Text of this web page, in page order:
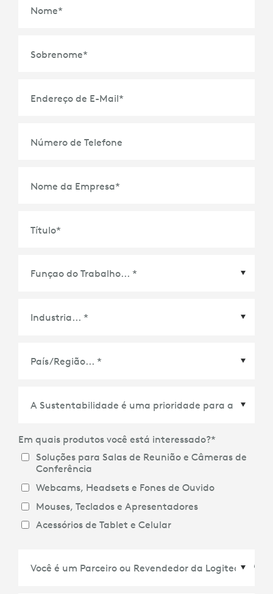
Nome*
Sobrenome*
Endereço de E-Mail*
Número de Telefone
Nome da Empresa*
Título*
Em quais produtos você está interessado?*
Soluções para Salas de Reunião e Câmeras de
Conferência
Webcams, Headsets e Fones de Ouvido
Mouses, Teclados e Apresentadores
Acessórios de Tablet e Celular